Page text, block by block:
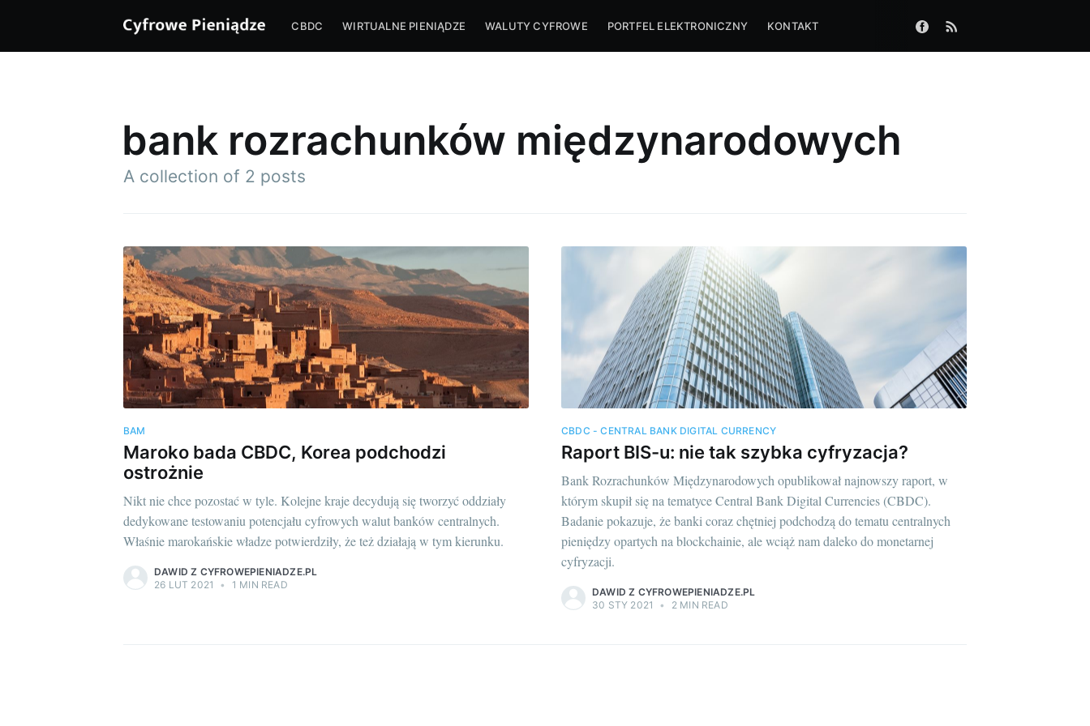
CBDC WIRTUALNE PIENIĄDZE WALUTY CYFROWE PORTFEL ELEKTRONICZNY KONTAKT
bank rozrachunków międzynarodowych
A collection of 2 posts
BAM
Maroko bada CBDC, Korea podchodzi
ostrożnie
Nikt nie chce pozostać w tyle. Kolejne kraje decydują się tworzyć oddziały
dedykowane testowaniu potencjału cyfrowych walut banków centralnych.
Właśnie marokańskie władze potwierdziły, że też działają w tym kierunku.
DAWID Z CYFROWEPIENIADZE.PL
26 LUT 2021
• 1 MIN READ
CBDC - CENTRAL BANK DIGITAL CURRENCY
Raport BIS-u: nie tak szybka cyfryzacja?
Bank Rozrachunków Międzynarodowych opublikował najnowszy raport, w
którym skupił się na tematyce Central Bank Digital Currencies (CBDC).
Badanie pokazuje, że banki coraz chętniej podchodzą do tematu centralnych
pieniędzy opartych na blockchainie, ale wciąż nam daleko do monetarnej
cyfryzacji.
DAWID Z CYFROWEPIENIADZE.PL
30 STY 2021
• 2 MIN READ